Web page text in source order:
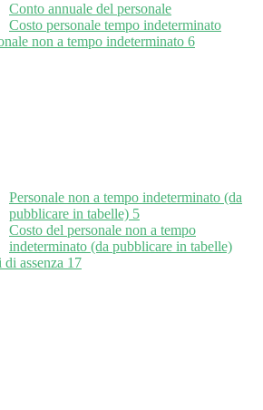
Conto annuale del personale
Costo personale tempo indeterminato
non a tempo indeterminato 6
Personale non a tempo indeterminato (da
pubblicare in tabelle) 5
Costo del personale non a tempo
indeterminato (da pubblicare in tabelle)
di assenza 17